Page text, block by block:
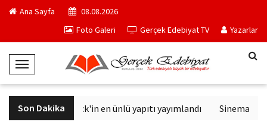
Ana Sayfa
08.08.2026
Foto Galeri
Gerçek Edebiyat TV Yazarlar
T
o
g
g
Son Dakika
Philip K. Dick'in en ünlü yapıtı yayımlandı